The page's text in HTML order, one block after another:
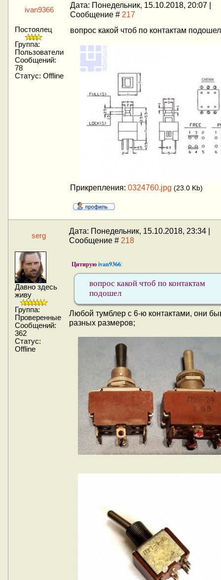
ivan9366
Дата: Понедельник, 15.10.2018, 20:07 |
Сообщение # 217
Постоялец
Группа:
Пользователи
Сообщений:
78
Статус: Offline
вопрос какой чтоб по контактам подошел
Прикрепления: 0324760.jpg (23.0 Kb)
serg
Дата: Понедельник, 15.10.2018, 23:34 |
Сообщение # 218
Давно здесь
живу
Группа:
Проверенные
Сообщений:
362
Статус:
Offline
Цитируюivan9366:
вопрос какой чтоб по контактам
подошел
Любой тумблер с 6-ю контактами, они
разных размеров;